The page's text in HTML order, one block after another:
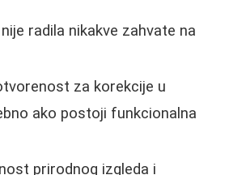
radila nikakve zahvate na
za korekcije u
ako postoji funkcionalna
prirodnog izgleda i